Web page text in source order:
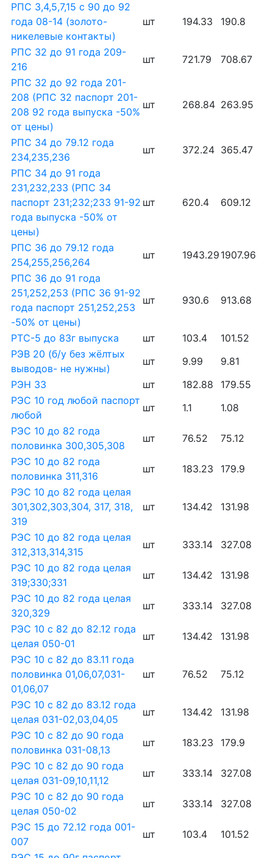
РПС 3,4,5,7,15 с 90 до 92
года 08-14 (золото-
никелевые контакты)
шт 194.33 190.8
РПС 32 до 91 года 209-
216
шт 721.79
708.67
РПС 32 до 92 года 201-
208 (РПС 32 паспорт 201-
208 92 года выпуска -50%
от цены)
шт 268.84 263.95
РПС 34 до 79.12 года
234,235,236
шт 372.24 365.47
РПС 34 до 91 года
231,232,233 (РПС 34
паспорт 231;232;233 91-92
года выпуска -50% от
цены)
шт 620.4 609.12
РПС 36 до 79.12 года
254,255,256,264
шт 1943.29 1907.96
РПС 36 до 91 года
251,252,253 (РПС 36 91-92
года паспорт 251,252,253
-50% от цены)
шт 930.6 913.68
РТС-5 до 83г выпуска шт 103.4
101.52
РЭВ 20 (б/у без жёлтых
выводов- не нужны)
шт 9.99
9.81
РЭН 33
шт 182.88
179.55
РЭС 10 год любой паспорт
любой
шт 1.1
1.08
РЭС 10 до 82 года
половинка 300,305,308
шт 76.52
75.12
РЭС 10 до 82 года
половинка 311,316
шт 183.23
179.9
РЭС 10 до 82 года целая
301,302,303,304, 317, 318,
319
шт 134.42 131.98
РЭС 10 до 82 года целая
312,313,314,315
шт 333.14
327.08
РЭС 10 до 82 года целая
319;330;331
шт 134.42
131.98
РЭС 10 до 82 года целая
320,329
шт 333.14
327.08
РЭС 10 с 82 до 82.12 года
целая 050-01
шт 134.42
131.98
РЭС 10 с 82 до 83.11 года
половинка 01,06,07,031-
01,06,07
шт 76.52 75.12
РЭС 10 с 82 до 83.12 года
целая 031-02,03,04,05
шт 134.42
131.98
РЭС 10 с 82 до 90 года
половинка 031-08,13
шт 183.23
179.9
РЭС 10 с 82 до 90 года
целая 031-09,10,11,12
шт 333.14
327.08
РЭС 10 с 82 до 90 года
целая 050-02
шт 333.14
327.08
РЭС 15 до 72.12 года 001-
007
шт 103.4
101.52